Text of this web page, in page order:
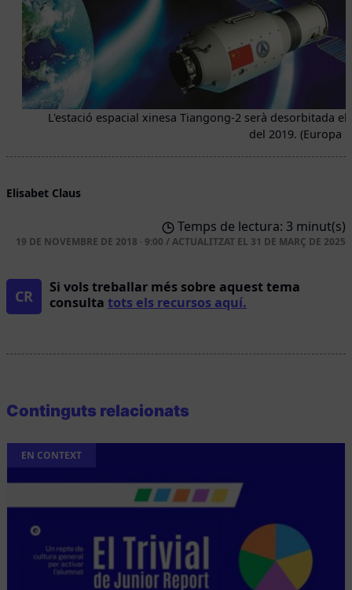
L'estació espacial xinesa Tiangong-2 serà desorbitada
del 2019. (Europa
Elisabet Claus
Temps de lectura: 3 minut(s)
19 DE NOVEMBRE DE 2018 · 9:00 /ACTUALITZAT EL 31 DE MARÇ DE 2025
CR
Si vols treballar més sobre aquest tema
consulta tots els recursos aquí.
Continguts relacionats
EN CONTEXT